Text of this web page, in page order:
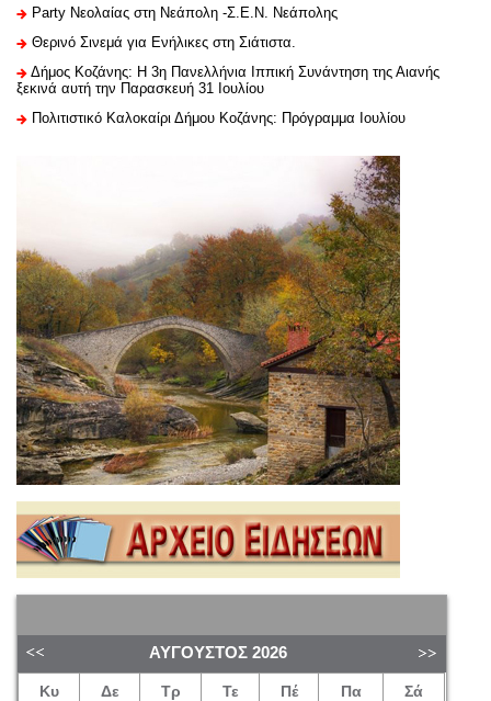
Party Νεολαίας στη Νεάπολη -Σ.Ε.Ν. Νεάπολης
Θερινό Σινεμά για Ενήλικες στη Σιάτιστα.
Δήμος Κοζάνης: Η 3η Πανελλήνια Ιππική Συνάντηση της Αιανής
ξεκινά αυτή την Παρασκευή 31 Ιουλίου
Πολιτιστικό Καλοκαίρι Δήμου Κοζάνης: Πρόγραμμα Ιουλίου
ΑΎΓΟΥΣΤΟΣ 2026
Κυ Δε Τρ Τε Πέ Πα Σά